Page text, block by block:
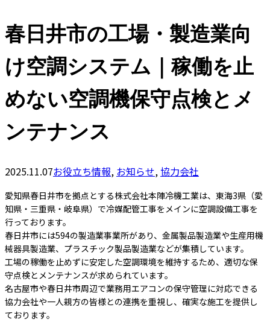
春日井市の工場・製造業向
け空調システム｜稼働を止
めない空調機保守点検とメ
ンテナンス
2025.11.07お役立ち情報, お知らせ,協力会社
愛知県春日井市を拠点とする株式会社本陣冷機工業は、東海3県（愛
知県・三重県・岐阜県）で冷媒配管工事をメインに空調設備工事を
行っております。
春日井市には594の製造業事業所があり、金属製品製造業や生産用機
械器具製造業、プラスチック製品製造業などが集積しています。
工場の稼働を止めずに安定した空調環境を維持するため、適切な保
守点検とメンテナンスが求められています。
名古屋市や春日井市周辺で業務用エアコンの保守管理に対応できる
協力会社や一人親方の皆様との連携を重視し、確実な施工を提供し
ております。